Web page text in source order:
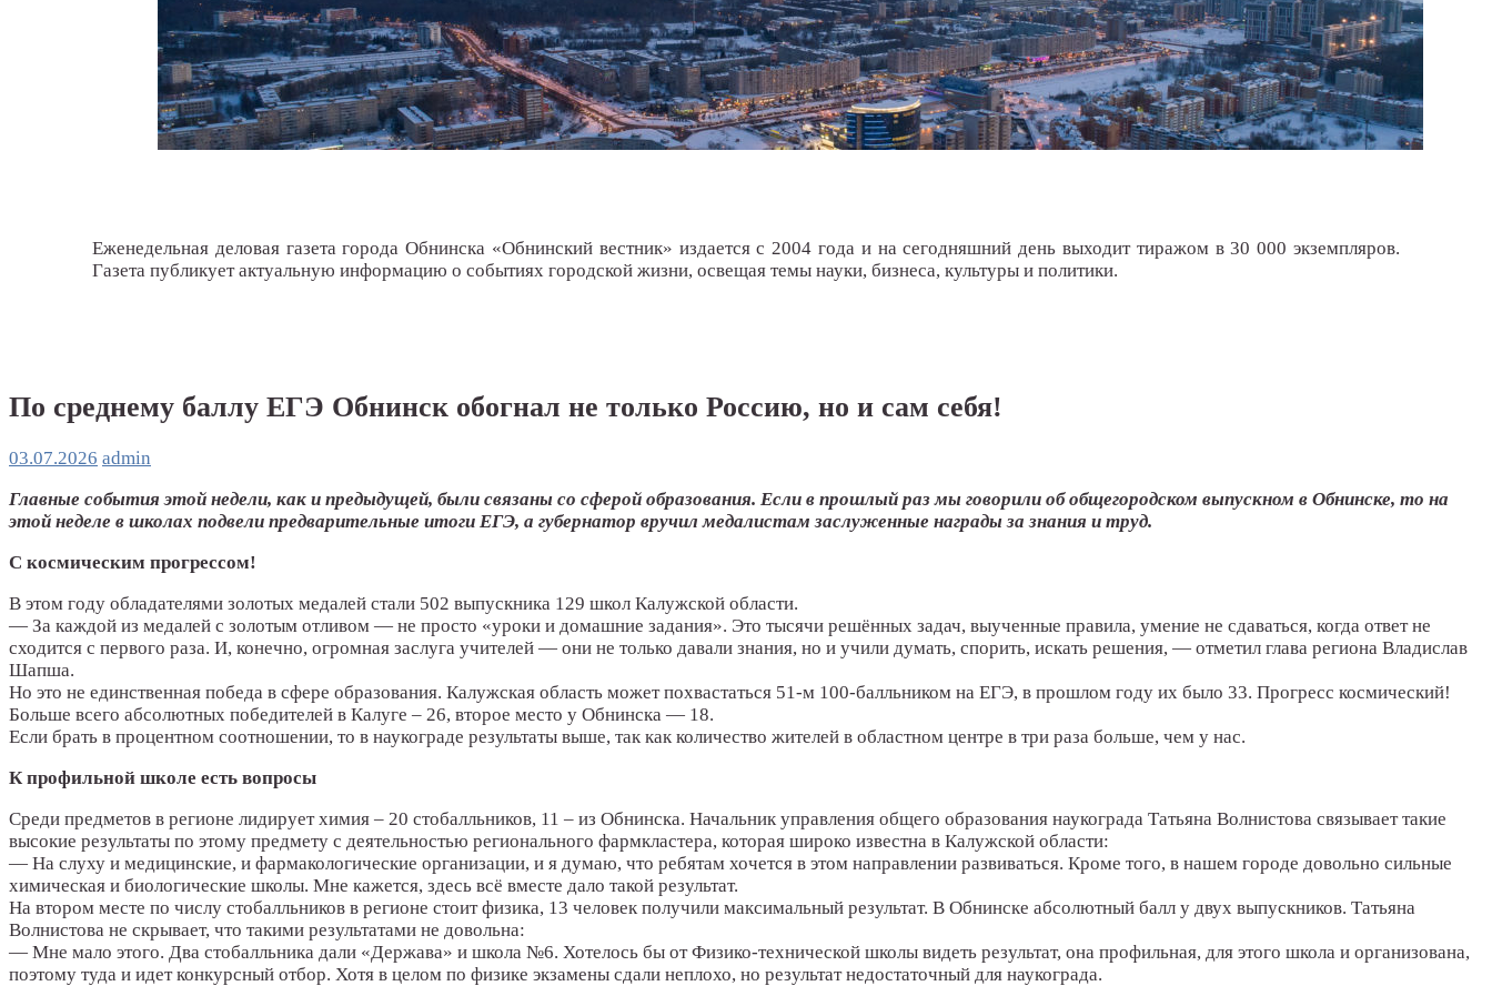
Еженедельная деловая газета города Обнинска «Обнинский вестник» издается с 2004 года и на сегодняшний день выходит тиражом в 30 000 экземпляров.
Газета публикует актуальную информацию о событиях городской жизни, освещая темы науки, бизнеса, культуры и политики.
По среднему баллу ЕГЭ Обнинск обогнал не только Россию, но и сам себя!
03.07.2026 admin
Главные события этой недели, как и предыдущей, были связаны со сферой образования. Если в прошлый раз мы говорили об общегородском выпускном в Обнинске, то на
этой неделе в школах подвели предварительные итоги ЕГЭ, а губернатор вручил медалистам заслуженные награды за знания и труд.
С космическим прогрессом!
В этом году обладателями золотых медалей стали 502 выпускника 129 школ Калужской области.
— За каждой из медалей с золотым отливом — не просто «уроки и домашние задания». Это тысячи решённых задач, выученные правила, умение не сдаваться, когда ответ не
сходится с первого раза. И, конечно, огромная заслуга учителей — они не только давали знания, но и учили думать, спорить, искать решения, — отметил глава региона Владислав
Шапша.
Но это не единственная победа в сфере образования. Калужская область может похвастаться 51-м 100-балльником на ЕГЭ, в прошлом году их было 33. Прогресс космический!
Больше всего абсолютных победителей в Калуге – 26, второе место у Обнинска — 18.
Если брать в процентном соотношении, то в наукограде результаты выше, так как количество жителей в областном центре в три раза больше, чем у нас.
К профильной школе есть вопросы
Среди предметов в регионе лидирует химия – 20 стобалльников, 11 – из Обнинска. Начальник управления общего образования наукограда Татьяна Волнистова связывает такие
высокие результаты по этому предмету с деятельностью регионального фармкластера, которая широко известна в Калужской области:
— На слуху и медицинские, и фармакологические организации, и я думаю, что ребятам хочется в этом направлении развиваться. Кроме того, в нашем городе довольно сильные
химическая и биологические школы. Мне кажется, здесь всё вместе дало такой результат.
На втором месте по числу стобалльников в регионе стоит физика, 13 человек получили максимальный результат. В Обнинске абсолютный балл у двух выпускников. Татьяна
Волнистова не скрывает, что такими результатами не довольна:
— Мне мало этого. Два стобалльника дали «Держава» и школа №6. Хотелось бы от Физико-технической школы видеть результат, она профильная, для этого школа и организована,
поэтому туда и идет конкурсный отбор. Хотя в целом по физике экзамены сдали неплохо, но результат недостаточный для наукограда.